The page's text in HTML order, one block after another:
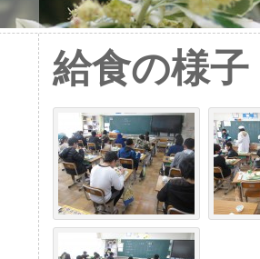
給食の様子